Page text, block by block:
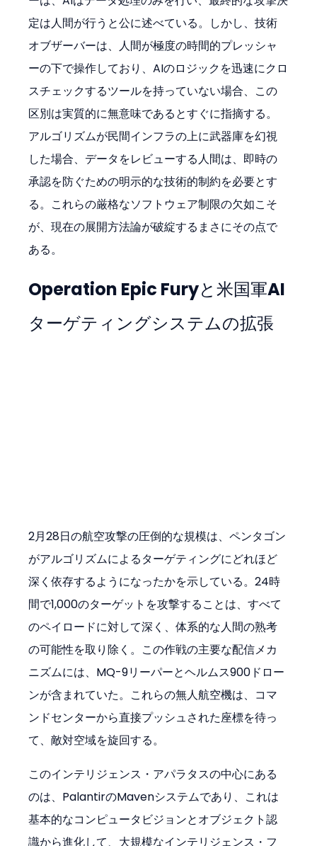
定は人間が行うと公に述べている。しかし、技術
オブザーバーは、人間が極度の時間的プレッシャ
ーの下で操作しており、AIのロジックを迅速にクロ
スチェックするツールを持っていない場合、この
区別は実質的に無意味であるとすぐに指摘する。
アルゴリズムが民間インフラの上に武器庫を幻視
した場合、データをレビューする人間は、即時の
承認を防ぐための明示的な技術的制約を必要とす
る。これらの厳格なソフトウェア制限の欠如こそ
が、現在の展開方法論が破綻するまさにその点で
ある。
Operation Epic Furyと米国軍AI
ターゲティングシステムの拡張
2月28日の航空攻撃の圧倒的な規模は、ペンタゴン
がアルゴリズムによるターゲティングにどれほど
深く依存するようになったかを示している。24時
間で1,000のターゲットを攻撃することは、すべて
のペイロードに対して深く、体系的な人間の熟考
の可能性を取り除く。この作戦の主要な配信メカ
ニズムには、MQ-9リーパーとヘルムス900ドロー
ンが含まれていた。これらの無人航空機は、コマ
ンドセンターから直接プッシュされた座標を待っ
て、敵対空域を旋回する。
このインテリジェンス・アパラタスの中心にある
のは、PalantirのMavenシステムであり、これは
基本的なコンピュータビジョンとオブジェクト認
識から進化して、大規模なインテリジェンス・フ